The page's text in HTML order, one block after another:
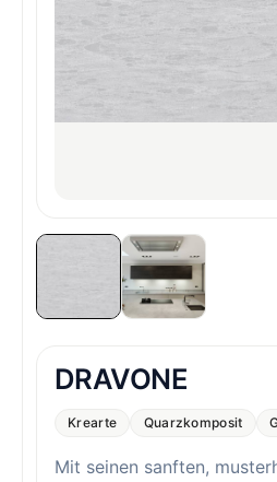
DRAVONE
Krearte Quarzkomposit
Mit seinen sanften,